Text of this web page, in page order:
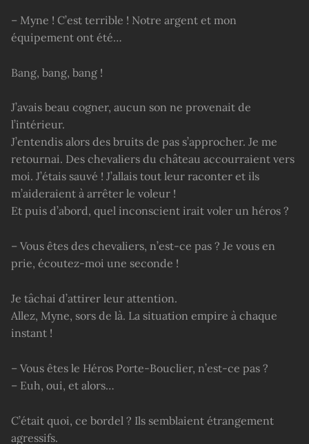
– Myne ! C’est terrible ! Notre argent et mon
équipement ont été…
Bang, bang, bang !
J’avais beau cogner, aucun son ne provenait de
l’intérieur.
J’entendis alors des bruits de pas s’approcher. Je me
retournai. Des chevaliers du château accourraient vers
moi. J’étais sauvé ! J’allais tout leur raconter et ils
m’aideraient à arrêter le voleur !
Et puis d’abord, quel inconscient irait voler un héros ?
– Vous êtes des chevaliers, n’est-ce pas ? Je vous en
prie, écoutez-moi une seconde !
Je tâchai d’attirer leur attention.
Allez, Myne, sors de là. La situation empire à chaque
instant !
– Vous êtes le Héros Porte-Bouclier, n’est-ce pas ?
– Euh, oui, et alors…
C’était quoi, ce bordel ? Ils semblaient étrangement
agressifs.